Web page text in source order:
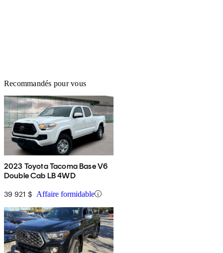
Recommandés pour vous
2023 Toyota Tacoma Base V6
Double Cab LB 4WD
39 921 $ Affaire formidable